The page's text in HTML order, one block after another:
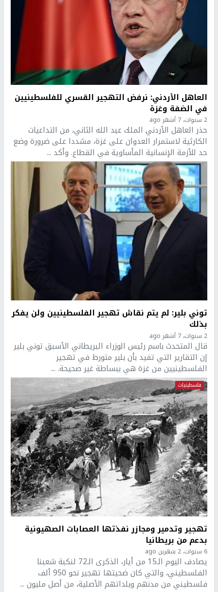
العاهل الأردني: نرفض التهجير القسري للفلسطينيين
في الضفة وغزة
2 سنوات، 7 أشهر ago
حذر العاهل الأردني الملك عبد الله الثاني، من التداعيات
الكارثية لاستمرار العدوان على غزة، مشددا على ضرورة وضع
حد للأزمة الإنسانية المأساوية في القطاع. وأكد ...
توني بلير: لم يتم نقاش تهجير الفلسطينيين ولن يفكر
بذلك
2 سنوات، 7 أشهر ago
قال المتحدث باسم رئيس الوزراء البريطاني الأسبق توني بلير
إن التقارير التي تفيد بأن بلير متورط في تهجير
الفلسطينيين من غزة هي ببساطة غير صحيحة. ...
فلسطينيات
تهجير وتدمير ومجازر نفذتها العصابات الصهيونية
بدعم من بريطانيا
6 سنوات، 2 شهرين ago
يصادف اليوم الـ15 من أيار، الذكرى الـ72 لنكبة شعبنا
الفلسطيني، والتي كان ضحيتها تهجير نحو 950 ألف
فلسطيني من مدنهم وبلداتهم الأصلية، من أصل مليون ...